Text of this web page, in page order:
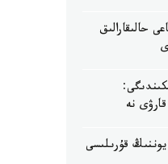
حالىقارالىق
نە
قۇرىلىسى